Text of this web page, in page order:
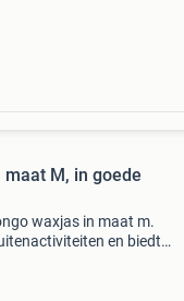
M, in goede
waxjas in maat m.
en biedt